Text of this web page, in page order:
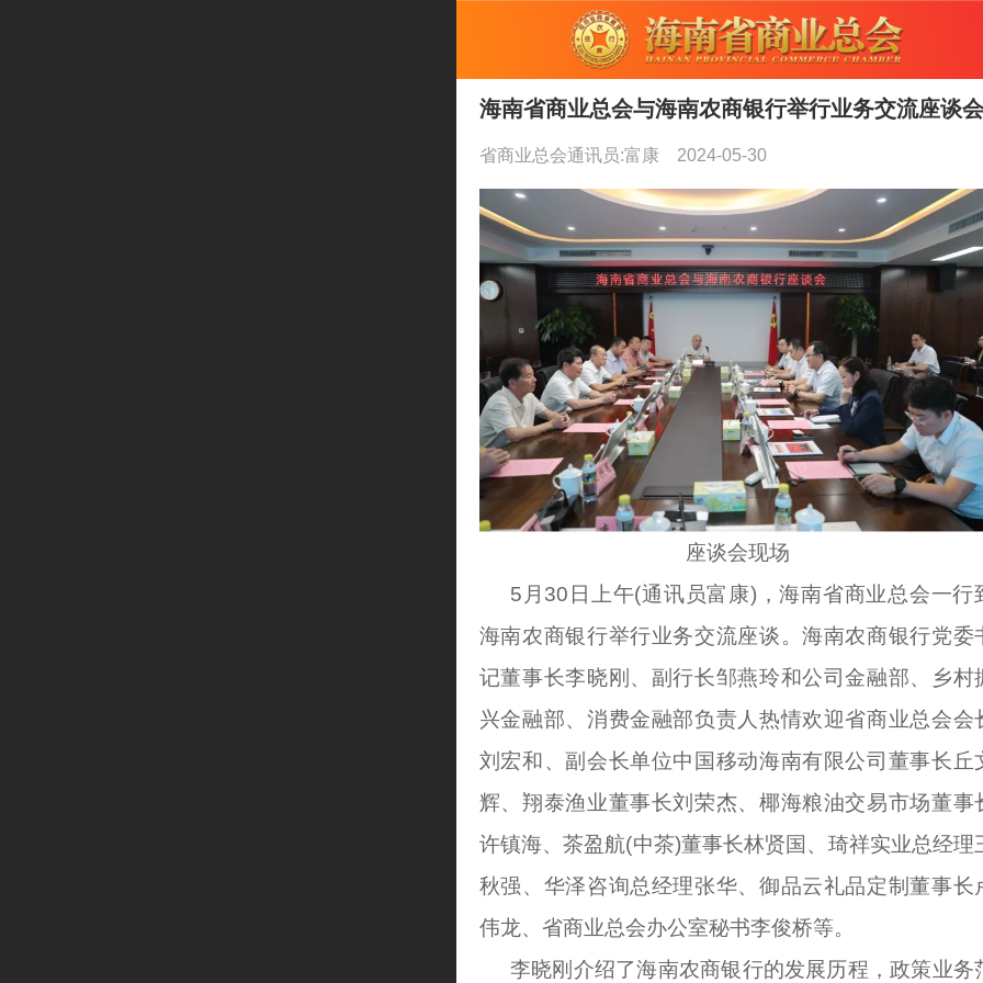
海南省商业总会与海南农商银行举行业务交流座谈会
省商业总会通讯员:富康 2024-05-30
座谈会现场
5月30日上午(通讯员富康)，海南省商业总会一行
海南农商银行举行业务交流座谈。海南农商银行党委
记董事长李晓刚、副行长邹燕玲和公司金融部、乡村
兴金融部、消费金融部负责人热情欢迎省商业总会会
刘宏和、副会长单位中国移动海南有限公司董事长丘
辉、翔泰渔业董事长刘荣杰、椰海粮油交易市场董事
许镇海、茶盈航(中茶)董事长林贤国、琦祥实业总经理
秋强、华泽咨询总经理张华、御品云礼品定制董事长
伟龙、省商业总会办公室秘书李俊桥等。
李晓刚介绍了海南农商银行的发展历程，政策业务